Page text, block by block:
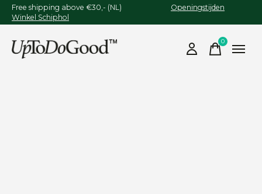
Free shipping above €30,- (NL) Openingstijden
Winkel Schiphol
0items